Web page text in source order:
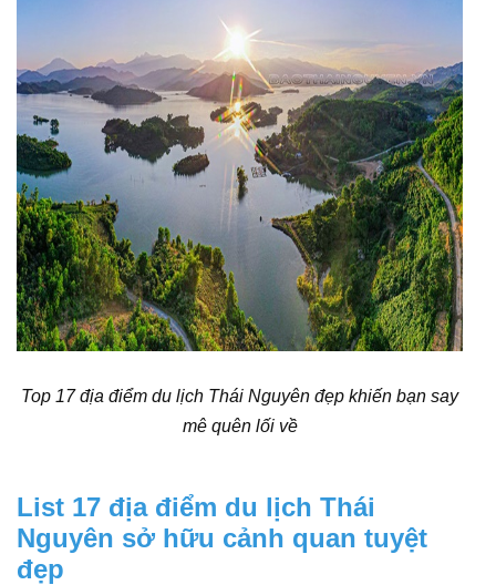
Top 17 địa điểm du lịch Thái Nguyên đẹp khiến bạn say
mê quên lối về
List 17 địa điểm du lịch Thái
Nguyên sở hữu cảnh quan tuyệt
đẹp